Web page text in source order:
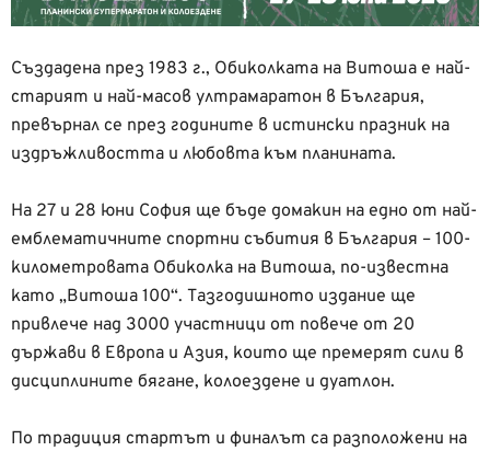
Създадена през 1983 г., Обиколката на Витоша е най-
старият и най-масов ултрамаратон в България,
превърнал се през годините в истински празник на
издръжливостта и любовта към планината.
На 27 и 28 юни София ще бъде домакин на едно от най-
емблематичните спортни събития в България – 100-
километровата Обиколка на Витоша, по-известна
като „Витоша 100“. Тазгодишното издание ще
привлече над 3000 участници от повече от 20
държави в Европа и Азия, които ще премерят сили в
дисциплините бягане, колоездене и дуатлон.
По традиция стартът и финалът са разположени на